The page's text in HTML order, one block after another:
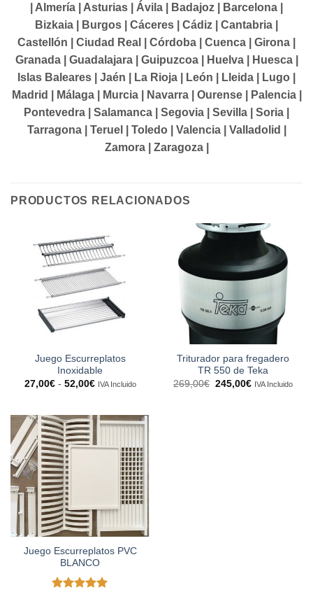
| Almería | Asturias | Ávila | Badajoz | Barcelona |
Bizkaia | Burgos | Cáceres | Cádiz | Cantabria |
Castellón | Ciudad Real | Córdoba | Cuenca | Girona |
Granada | Guadalajara | Guipuzcoa | Huelva | Huesca |
Islas Baleares | Jaén | La Rioja | León | Lleida | Lugo |
Madrid | Málaga | Murcia | Navarra | Ourense | Palencia |
Pontevedra | Salamanca | Segovia | Sevilla | Soria |
Tarragona | Teruel | Toledo | Valencia | Valladolid |
Zamora | Zaragoza |
PRODUCTOS RELACIONADOS
Juego Escurreplatos
Inoxidable
27,00€ - 52,00€Rango
27,00€
hasta
IVA Incluido
Triturador para fregadero
TR 550 de Teka
269,00€ El
precio
245,00€ElIVA Incluido
Juego Escurreplatos PVC
BLANCO